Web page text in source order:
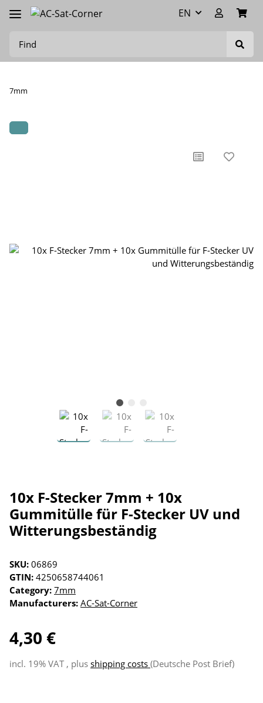
EN
7mm
10x F-Stecker 7mm + 10x
Gummitülle für F-Stecker UV und
Witterungsbeständig
SKU: 06869
GTIN: 4250658744061
Category: 7mm
Manufacturers: AC-Sat-Corner
4,30 €
incl. 19% VAT , plus shipping costs (Deutsche Post Brief)